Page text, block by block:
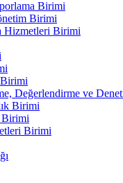
Birimi
Birimi
Hizmetleri Birimi
Değerlendirme ve
Birimi
Birimi
Birimi